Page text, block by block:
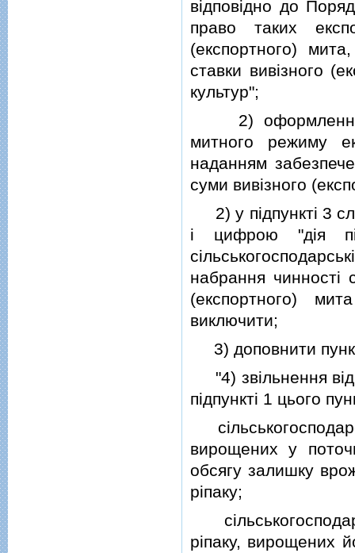
вiдповiдно до
право таких
(експортного)
ставки вивiзного
культур";
2) оформлення
митного режиму
наданням
суми вивiзного
2) у пiдпунктi 3
i цифрою "дiя
набрання чинностi
(експортного)
виключити;
3) доповнити
"4) звiльнення вiд
пiдпунктi 1 цього
вирощених у
обсягу залишку
рiпаку;
рiпаку, вирощених